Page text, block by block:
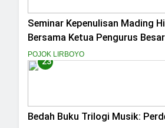
Seminar Kepenulisan Mading
Bersama Ketua Pengurus
POJOK LIRBOYO
23
Bedah Buku Trilogi Musik: